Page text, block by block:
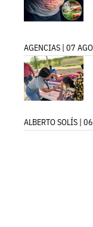
AGENCIAS | 07 AGO
ALBERTO SOLÍS |